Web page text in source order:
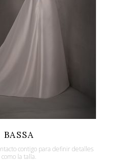
BASSA
contigo para definir detalles
como la talla.